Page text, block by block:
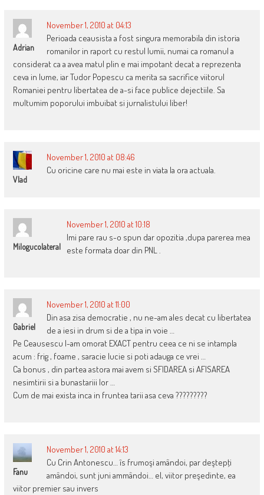
Adrian
November 1, 2010 at 04:13
Perioada ceausista a fost singura memorabila din istoria
romanilor in raport cu restul lumii, numai ca romanul a
considerat ca a avea matul plin e mai impotant decat a reprezenta
ceva in lume, iar Tudor Popescu ca merita sa sacrifice viitorul
Romaniei pentru libertatea de a-si face publice dejectiile. Sa
multumim poporului imbuibat si jurnalistului liber!
Vlad
November 1, 2010 at 08:46
Cu oricine care nu mai este in viata la ora actuala.
Milogucolateral
November 1, 2010 at 10:18
Imi pare rau s-o spun dar opozitia ,dupa parerea mea
este formata doar din PNL .
Gabriel
November 1, 2010 at 11:00
Din asa zisa democratie , nu ne-am ales decat cu libertatea
de a iesi in drum si de a tipa in voie …
Pe Ceausescu l-am omorat EXACT pentru ceea ce ni se intampla
acum : frig , foame , saracie lucie si poti adauga ce vrei …
Ca bonus , din partea astora mai avem si SFIDAREA si AFISAREA
nesimtirii si a bunastariii lor …
Cum de mai exista inca in fruntea tarii asa ceva ?????????
Fanu
November 1, 2010 at 14:13
Cu Crin Antonescu… îs frumoşi amândoi, par deştepţi
amândoi, sunt juni ammândoi… el, viitor preşedinte, ea
viitor premier sau invers